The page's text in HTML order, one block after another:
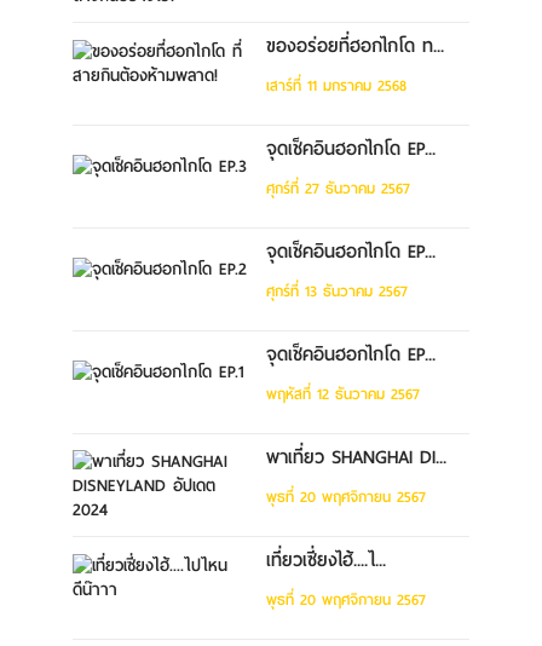
ของอร่อยที่ฮอกไกโด ท...
เสาร์ที่ 11 มกราคม 2568
จุดเช็คอินฮอกไกโด EP...
ศุกร์ที่ 27 ธันวาคม 2567
จุดเช็คอินฮอกไกโด EP...
ศุกร์ที่ 13 ธันวาคม 2567
จุดเช็คอินฮอกไกโด EP...
พฤหัสที่ 12 ธันวาคม 2567
พาเที่ยว SHANGHAI DI...
พุธที่ 20 พฤศจิกายน 2567
เที่ยวเซี่ยงไฮ้....ไ...
พุธที่ 20 พฤศจิกายน 2567